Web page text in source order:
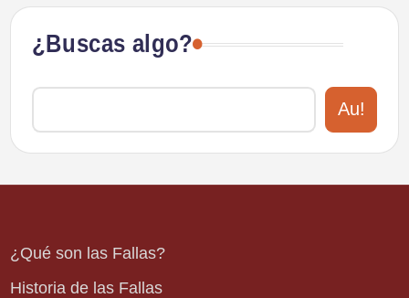
¿Buscas algo?
Au!
¿Qué son las Fallas?
Historia de las Fallas